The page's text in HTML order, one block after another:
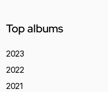
Top albums
2023
2022
2021